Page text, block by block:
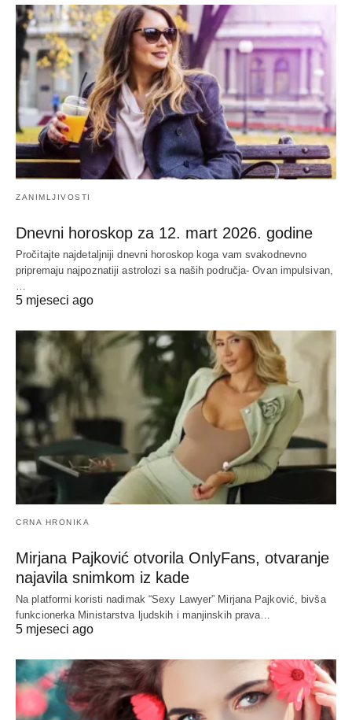
ZANIMLJIVOSTI
Dnevni horoskop za 12. mart 2026. godine
Pročitajte najdetaljniji dnevni horoskop koga vam svakodnevno
pripremaju najpoznatiji astrolozi sa naših područja- Ovan impulsivan,
5 mjeseci ago
CRNA HRONIKA
Mirjana Pajković otvorila OnlyFans, otvaranje
najavila snimkom iz kade
Na platformi koristi nadimak “Sexy Lawyer” Mirjana Pajković, bivša
funkcionerka Ministarstva ljudskih i manjinskih prava…
5 mjeseci ago